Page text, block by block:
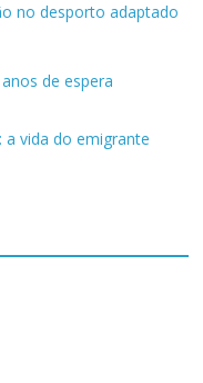
no desporto adaptado
de espera
a vida do emigrante